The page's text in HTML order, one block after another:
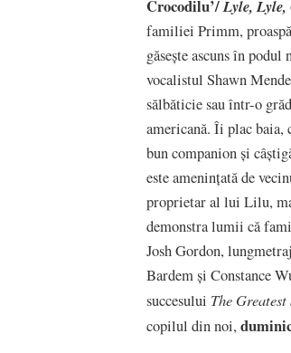
Crocodilu’/Lyle, Lyle,
familiei Primm,
găsește ascuns în
vocalistul Shawn
sălbăticie sau într-o
americană. Îi plac baia,
bun companion și
este ameninţată de
proprietar al lui Lilu,
demonstra lumii că
Josh Gordon,
Bardem şi Constance
succesului The Greatest
copilul din noi,